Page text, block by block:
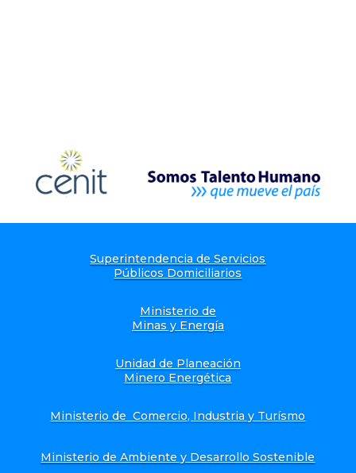
Superintendencia de Servicios
Públicos Domiciliarios
Ministerio de
Minas y Energía
Unidad de Planeación
Minero Energética
Ministerio de Comercio, Industria y Turísmo
Ministerio de Ambiente y Desarrollo Sostenible